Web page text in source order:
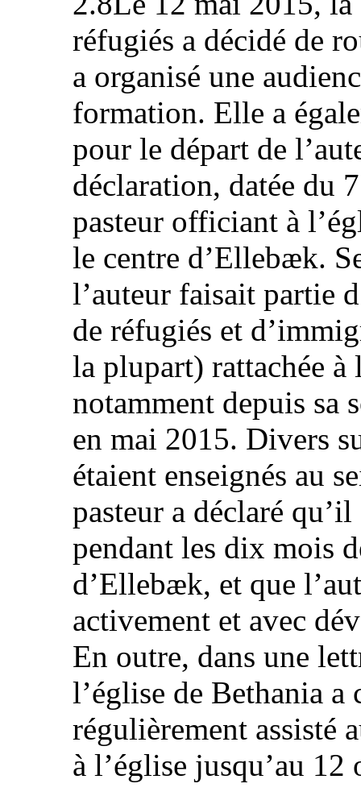
réfugiés a décidé de
a organisé une
formation. Elle a
pour le départ de
déclaration, datée du
pasteur officiant à
le centre d’Ellebæk.
l’auteur faisait partie
de réfugiés et
la plupart) rattachée à
notamment depuis sa
en mai 2015. Divers
étaient enseignés au
pasteur a déclaré
pendant les dix mois
d’Ellebæk, et que
activement et avec
En outre, dans une
l’église de Bethania
régulièrement assisté
à l’église jusqu’au